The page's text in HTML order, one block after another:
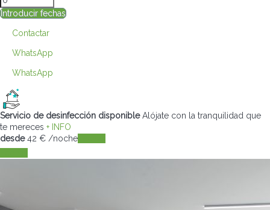
Introducir fechas
Contactar
WhatsApp
WhatsApp
Servicio de desinfección disponible Alójate con la tranquilidad que
te mereces + INFO
desde42 € /noche